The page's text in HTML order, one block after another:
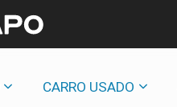
CARRO USADO